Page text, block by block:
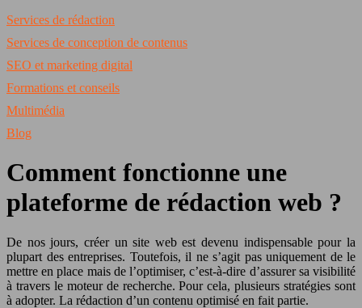
Services de rédaction
Services de conception de contenus
SEO et marketing digital
Formations et conseils
Multimédia
Blog
Comment fonctionne une
plateforme de rédaction web ?
De nos jours, créer un site web est devenu indispensable pour la
plupart des entreprises. Toutefois, il ne s’agit pas uniquement de le
mettre en place mais de l’optimiser, c’est-à-dire d’assurer sa visibilité
à travers le moteur de recherche. Pour cela, plusieurs stratégies sont
à adopter. La rédaction d’un contenu optimisé en fait partie.